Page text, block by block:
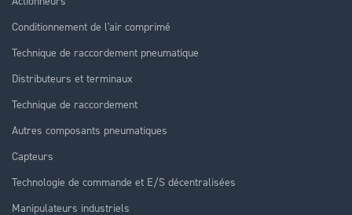
Conditionnement de l'air comprimé
Technique de raccordement pneumatique
Distributeurs et terminaux
Technique de raccordement
Autres composants pneumatiques
Capteurs
Technologie de commande et E/S décentralisées
Manipulateurs industriels